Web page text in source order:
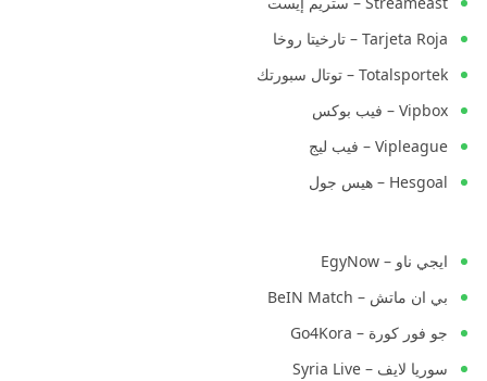
Tarjeta Roja – تارخيتا روخا
Totalsportek – توتال سبورتك
Vipbox – فيب بوكس
Vipleague – فيب ليج
Hesgoal – هيس جول
ايجي ناو – EgyNow
بي ان ماتش – BeIN Match
جو فور كورة – Go4Kora
سوريا لايف – Syria Live